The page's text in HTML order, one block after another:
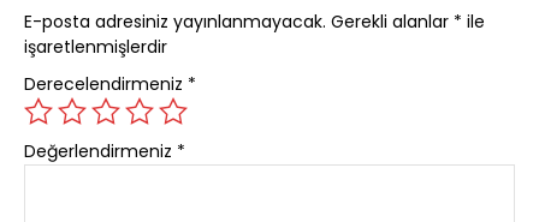
E-posta adresiniz yayınlanmayacak. Gerekli alanlar * ile
işaretlenmişlerdir
Derecelendirmeniz *
Değerlendirmeniz *